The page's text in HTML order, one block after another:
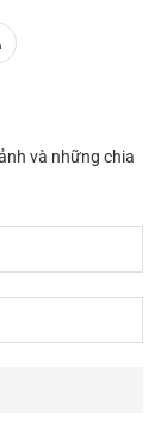
và những chia